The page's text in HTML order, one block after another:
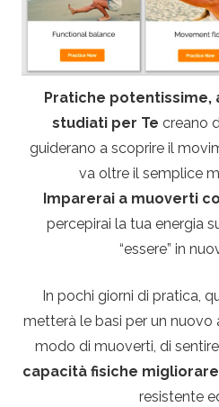
Pratiche potentissime,
studiati per Te creano
guiderano a scoprire il
va oltre il semplice
Imparerai a muoverti
percepirai la tua energia
“essere” in
In pochi giorni di pratica,
metterà le basi per un
modo di muoverti, di
capacità fisiche migliorare
resistente